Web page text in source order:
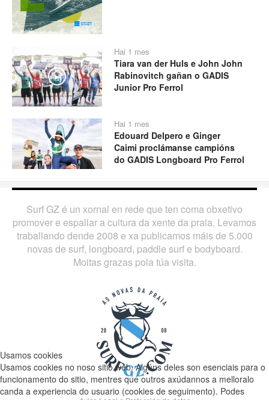
Play
Hai 1 mes
Tiara van der Huls e John John
Rabinovitch gañan o GADIS
Junior Pro Ferrol
Play
Hai 1 mes
Edouard Delpero e Ginger
Caimi proclámanse campións
do GADIS Longboard Pro Ferrol
Surf GZ é un xornal en rede que ten coma obxetivo
promover e espallar a cultura da xente da praia. Levamos
traballando dende 2008 e xa publicamos máis de 5.000
novas de surf, longboard, paddle surf e bodyboard.
Moitas grazas pola túa visita.
Usamos cookies
Usamos cookies no noso sitio web. Algúns deles son esenciais para o
funcionamento do sitio, mentres que outros axúdannos a melloralo
canda a experiencia do usuario (cookies de seguimento). Podes